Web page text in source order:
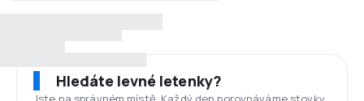
Hledáte levné letenky?